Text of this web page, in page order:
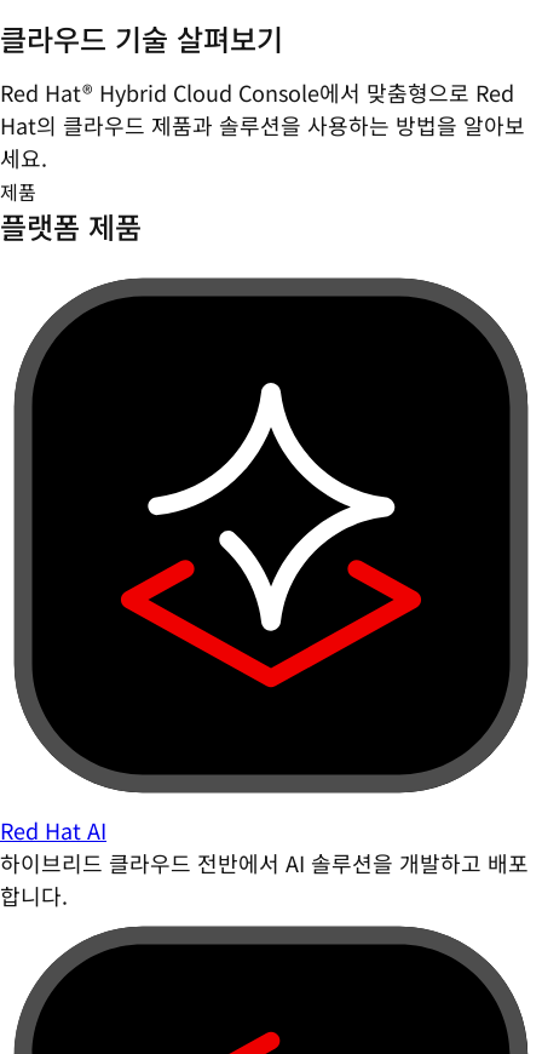
클라우드 기술 살펴보기
Red Hat® Hybrid Cloud Console에서 맞춤형으로 Red
Hat의 클라우드 제품과 솔루션을 사용하는 방법을 알아보
세요.
제품
플랫폼 제품
Red Hat AI
하이브리드 클라우드 전반에서 AI 솔루션을 개발하고 배포
합니다.